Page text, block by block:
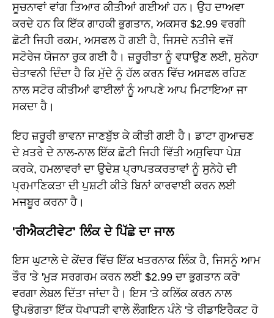
ਸੂਚਨਾਵਾਂ ਵਾਂਗ ਤਿਆਰ ਕੀਤੀਆਂ ਗਈਆਂ ਹਨ। ਉਹ ਦਾਅਵਾ
ਕਰਦੇ ਹਨ ਕਿ ਇੱਕ ਗਾਹਕੀ ਭੁਗਤਾਨ, ਅਕਸਰ $2.99 ਵਰਗੀ
ਛੋਟੀ ਜਿਹੀ ਰਕਮ, ਅਸਫਲ ਹੋ ਗਈ ਹੈ, ਜਿਸਦੇ ਨਤੀਜੇ ਵਜੋਂ
ਸਟੋਰੇਜ ਯੋਜਨਾ ਰੁਕ ਗਈ ਹੈ। ਜ਼ਰੂਰੀਤਾ ਨੂੰ ਵਧਾਉਣ ਲਈ, ਸੁਨੇਹਾ
ਚੇਤਾਵਨੀ ਦਿੰਦਾ ਹੈ ਕਿ ਮੁੱਦੇ ਨੂੰ ਹੱਲ ਕਰਨ ਵਿੱਚ ਅਸਫਲ ਰਹਿਣ
ਨਾਲ ਸਟੋਰ ਕੀਤੀਆਂ ਫਾਈਲਾਂ ਨੂੰ ਆਪਣੇ ਆਪ ਮਿਟਾਇਆ ਜਾ
ਸਕਦਾ ਹੈ।
ਇਹ ਜ਼ਰੂਰੀ ਭਾਵਨਾ ਜਾਣਬੁੱਝ ਕੇ ਕੀਤੀ ਗਈ ਹੈ। ਡਾਟਾ ਗੁਆਚਣ
ਦੇ ਖ਼ਤਰੇ ਦੇ ਨਾਲ-ਨਾਲ ਇੱਕ ਛੋਟੀ ਜਿਹੀ ਵਿੱਤੀ ਅਸੁਵਿਧਾ ਪੇਸ਼
ਕਰਕੇ, ਹਮਲਾਵਰਾਂ ਦਾ ਉਦੇਸ਼ ਪ੍ਰਾਪਤਕਰਤਾਵਾਂ ਨੂੰ ਸੁਨੇਹੇ ਦੀ
ਪ੍ਰਮਾਣਿਕਤਾ ਦੀ ਪੁਸ਼ਟੀ ਕੀਤੇ ਬਿਨਾਂ ਕਾਰਵਾਈ ਕਰਨ ਲਈ
ਮਜਬੂਰ ਕਰਨਾ ਹੈ।
'ਰੀਐਕਟੀਵੇਟ' ਲਿੰਕ ਦੇ ਪਿੱਛੇ ਦਾ ਜਾਲ
ਇਸ ਘੁਟਾਲੇ ਦੇ ਕੇਂਦਰ ਵਿੱਚ ਇੱਕ ਖਤਰਨਾਕ ਲਿੰਕ ਹੈ, ਜਿਸਨੂੰ ਆਮ
ਤੌਰ 'ਤੇ 'ਮੁੜ ਸਰਗਰਮ ਕਰਨ ਲਈ $2.99 ਦਾ ਭੁਗਤਾਨ ਕਰੋ'
ਵਰਗਾ ਲੇਬਲ ਦਿੱਤਾ ਜਾਂਦਾ ਹੈ। ਇਸ 'ਤੇ ਕਲਿੱਕ ਕਰਨ ਨਾਲ
ਉਪਭੋਗਤਾ ਇੱਕ ਧੋਖਾਧੜੀ ਵਾਲੇ ਲੌਗਇਨ ਪੰਨੇ 'ਤੇ ਰੀਡਾਇਰੈਕਟ ਹੋ